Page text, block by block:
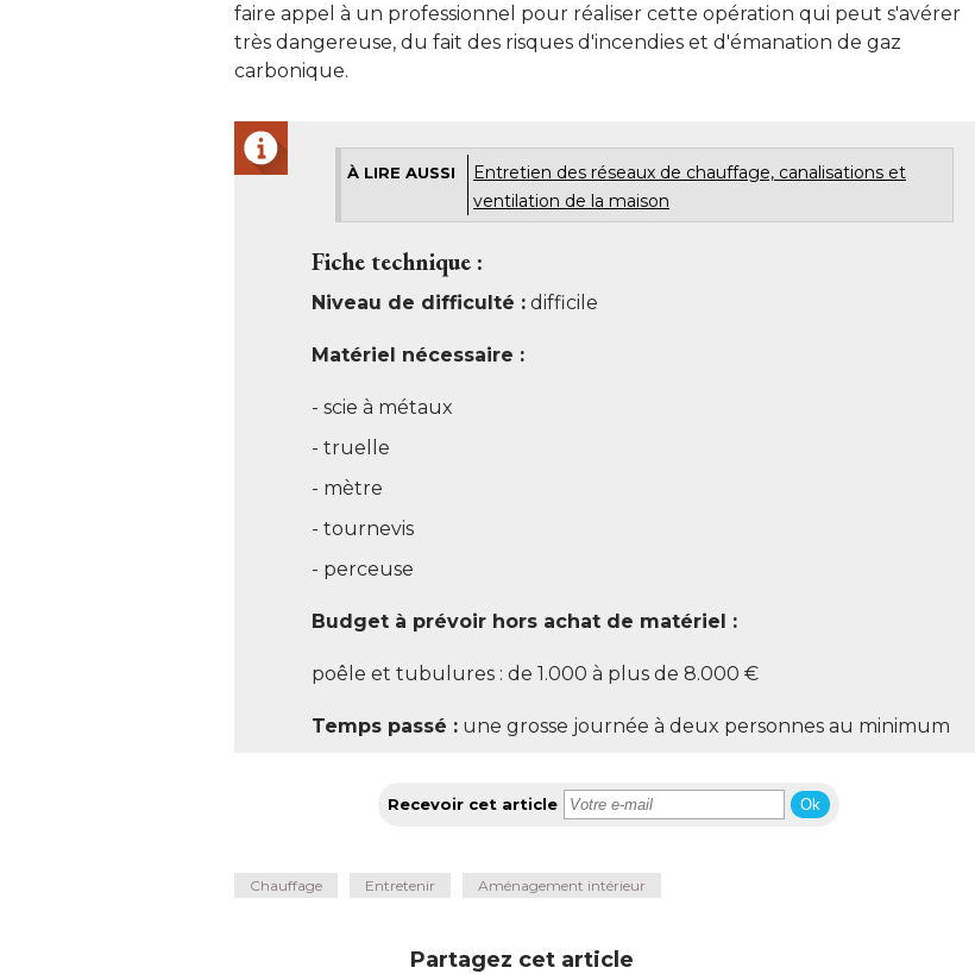
faire appel à un professionnel pour réaliser cette opération qui peut s'avérer
très dangereuse, du fait des risques d'incendies et d'émanation de gaz
carbonique.
À LIRE AUSSI
Entretien des réseaux de chauffage, canalisations et
ventilation de la maison
Fiche technique :
Niveau de difficulté : difficile
Matériel nécessaire :
- scie à métaux
- truelle
- mètre
- tournevis
- perceuse
Budget à prévoir hors achat de matériel :
poêle et tubulures : de 1.000 à plus de 8.000 €
Temps passé : une grosse journée à deux personnes au minimum
Recevoir cet article Ok
Chauffage Entretenir Aménagement intérieur
Partagez cet article